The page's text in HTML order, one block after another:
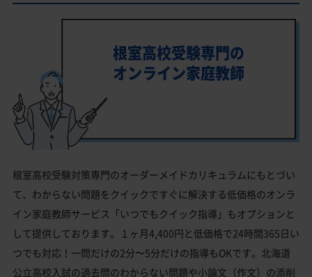
根室高校受験専門の
オンライン家庭教師
根室高校受験対策専門のオーダーメイドカリキュラムにもとづい
て、わからない問題をクイックですぐに解決する低価格のオンラ
イン家庭教師サービス「いつでもクイック指導」もオプションと
して提供しております。１ヶ月4,400円と低価格で24時間365日い
つでも対応！一問だけの2分〜5分だけの指導もOKです。北海道
公立高校入試の過去問のわからない問題や小論文（作文）の添削